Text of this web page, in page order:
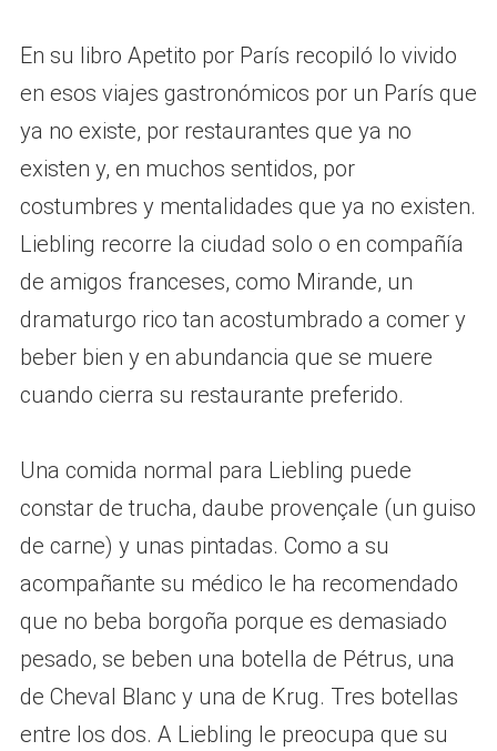
En su libro Apetito por París recopiló lo vivido
en esos viajes gastronómicos por un París que
ya no existe, por restaurantes que ya no
existen y, en muchos sentidos, por
costumbres y mentalidades que ya no existen.
Liebling recorre la ciudad solo o en compañía
de amigos franceses, como Mirande, un
dramaturgo rico tan acostumbrado a comer y
beber bien y en abundancia que se muere
cuando cierra su restaurante preferido.
Una comida normal para Liebling puede
constar de trucha, daube provençale (un guiso
de carne) y unas pintadas. Como a su
acompañante su médico le ha recomendado
que no beba borgoña porque es demasiado
pesado, se beben una botella de Pétrus, una
de Cheval Blanc y una de Krug. Tres botellas
entre los dos. A Liebling le preocupa que su